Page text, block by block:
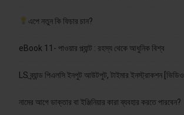
এপে নতুন কি ফিচার চান?
eBook 11- পাওয়ার প্ল্যান্ট : রহস্য থেকে আধুনিক বিশ্ব
LS ব্র্যান্ড পিএলসি ইনপুট আউটপুট, টাইমার ইনস্ট্রাকশন [ভিডিও]
নামের আগে ডাক্তার বা ইঞ্জিনিয়ার কারা ব্যবহার করতে পারবেন?